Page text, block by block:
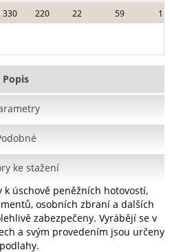
330 220 22 59 1
Popis
ke stažení
úschově peněžních hotovostí,
osobních zbraní a dalších
zabezpečeny. Vyrábějí se v
a svým provedením jsou určeny